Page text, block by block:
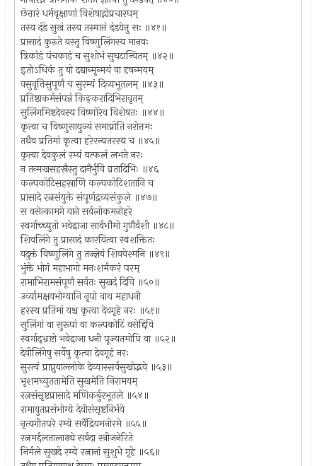
छेत्तारं धर्मवृक्षाणां विशेषाद्गोप्रचारघम्
तस्य दंडे सुखं तस्य तस्मात्तं दंडयेत्तु सः ॥४१॥
प्रासादं कुरुते यस्तु विष्णुलिंगस्य मानवः
त्रिकांडं पंचकाडं च सुशोभं सुघटान्वितम् ॥४२॥
इतोऽधिकं तु यो दद्यान्मृन्मयं वा दृषन्मयम्
वसुवृत्तिसुपूर्णं च सुरम्यं दिव्यभूतलम् ॥४३॥
प्रतिष्ठाकर्मसंपन्नं किङ्करादिभिरावृतम्
सुलिंगमिष्टदेवस्य विष्णोरेव विशेषतः ॥४४॥
कृत्वा च विष्णुसायुज्यं समाप्नोति नरोत्तमः
तथैव प्रतिमां कृत्वा हरेरन्यतरस्य च ॥४५॥
कृत्वा देवकुलं रम्यं यत्फलं लभते नरः
न तन्मखसहस्रैस्तु दानैर्भुवि व्रतादिभिः ॥४६
कल्पकोटिसहस्राणि कल्पकोटिशतानि च
प्रासादे रत्नसंयुक्ते संपूर्णद्रव्यसंकुले ॥४७॥
स वसेत्कामगे याने सर्वलोकमनोहरे
स्वर्गाच्च्युतो भवेद्राजा सार्वभौमो गुणैर्वशी ॥४८॥
शिवलिंगे तु प्रासादं कारयित्वा स्वशक्तितः
यदुक्तं विष्णुलिंगे तु तज्ज्ञेयं शिववेश्मनि ॥४९॥
भुंक्ते भोगं महाभागो मनःशर्मकरं परम्
रामाभिरामसंपूर्णं सर्वतः सुखदं दिवि ॥५०॥
उर्व्यामक्षयभोग्यानि नृपो वाथ महाधनी
हरस्य प्रतिमां यश्च कृत्वा देवगृहे नरः ॥५१॥
सुलिंगां वा सुरूपां वा कल्पकोटिं वसेद्दिवि
स्वर्गाद्भ्रष्टो भवेद्राजा धनी पूज्यतमोपि वा ॥५२॥
देवीलिंगेषु सर्वेषु कृत्वा देवगृहं नरः
सुरत्वं प्राप्नुयाल्लोके देव्यास्सर्वसुखोद्भवे ॥५३॥
भृशमच्युततामेति सुखमेति निरामयम्
रत्नसंसृष्टप्रासादे मणिकर्बुरभूतले ॥५४॥
रामायुतप्रसंभोग्ये देवीसंसृष्टनिर्भये
नृत्यगीतपरे रम्ये सर्वेंद्रियमनोरमे ॥५५॥
रत्नमर्द्दलतालाढ्ये सर्वदा स्त्रीजनेरिते
निर्मले सुखदे रम्ये रत्नानां सुशुभे गृहे ॥५६॥